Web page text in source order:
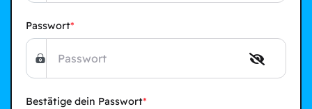
Passwort
Bestätige dein Passwort